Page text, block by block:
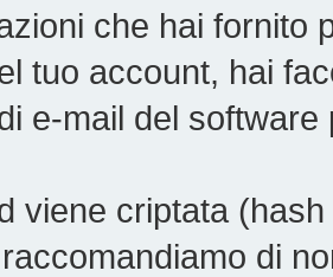
che hai fornito
tuo account, hai
e-mail del software
viene criptata
di